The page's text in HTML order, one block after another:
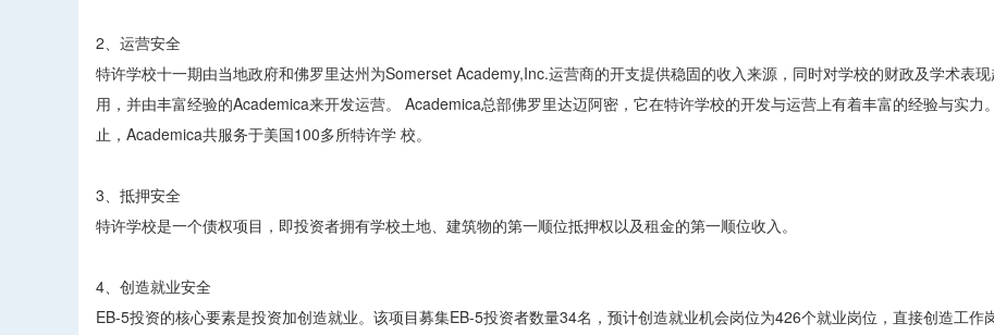
2、运营安全
特许学校十一期由当地政府和佛罗里达州为Somerset Academy,Inc.运营商的开支提供稳固的收入来源，同时对学校的财政及学术表
用，并由丰富经验的Academica来开发运营。 Academica总部佛罗里达迈阿密，它在特许学校的开发与运营上有着丰富的经验与实力
止，Academica共服务于美国100多所特许学 校。
3、抵押安全
特许学校是一个债权项目，即投资者拥有学校土地、建筑物的第一顺位抵押权以及租金的第一顺位收入。
4、创造就业安全
EB-5投资的核心要素是投资加创造就业。该项目募集EB-5投资者数量34名，预计创造就业机会岗位为426个就业岗位，直接创造工作